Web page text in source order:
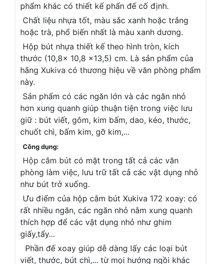
phẩm khác có thiết kế phẩn đế cố định.
Chất liệu nhựa tốt, màu sắc xanh hoặc trắng
hoặc trà, phổ biến nhất là màu xanh dương.
Hộp bút nhựa thiết kế theo hình tròn, kích
thước (10,8x 10,8 x13,5) cm. Là sản phẩm của
hãng Xukiva có thương hiệu về văn phòng phẩm
này.
Sản phẩm có các ngăn lớn và các ngăn nhỏ
hơn xung quanh giúp thuận tiện trong việc lưu
giữ : bút viết, gôm, kim bấm, dao, kéo, thước,
chuốt chì, bấm kim, gỡ kim,...
Công dụng:
Hộp cắm bút có mặt trong tất cả các văn
phòng làm việc, lưu trữ tất cả các vật dụng nhỏ
như bút trở xuống.
Ưu điểm của hộp cắm bút Xukiva 172 xoay: có
rất nhiều ngăn, các ngăn nhỏ nằm xung quanh
thích hợp để các vật dụng nhỏ như ghim
giấy,tẩy...
Phần đế xoay giúp dễ dàng lấy các loại bút
viết, thước, bút chì,... từ mọi hướng ngồi khác